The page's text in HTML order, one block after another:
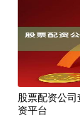
股票配资公
资平台